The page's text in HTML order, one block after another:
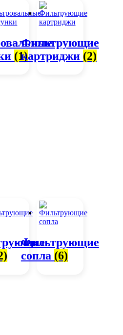
(1)
Фильтрующие
картриджи (2)
Фильтрующие
сопла (6)